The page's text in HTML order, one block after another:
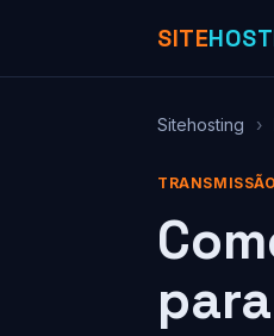
SITE
Sitehosting ›